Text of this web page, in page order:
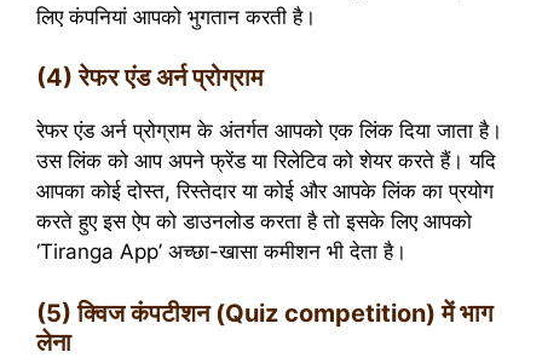
लिए कंपनियां आपको भुगतान करती है।
(4) रेफर एंड अर्न प्रोग्राम
रेफर एंड अर्न प्रोग्राम के अंतर्गत आपको एक लिंक दिया जाता है।
उस लिंक को आप अपने फ्रेंड या रिलेटिव को शेयर करते हैं। यदि
आपका कोई दोस्त, रिस्तेदार या कोई और आपके लिंक का प्रयोग
करते हुए इस ऐप को डाउनलोड करता है तो इसके लिए आपको
‘Tiranga App’ अच्छा-खासा कमीशन भी देता है।
(5) क्विज कंपटीशन (Quiz competition) में भाग
लेना